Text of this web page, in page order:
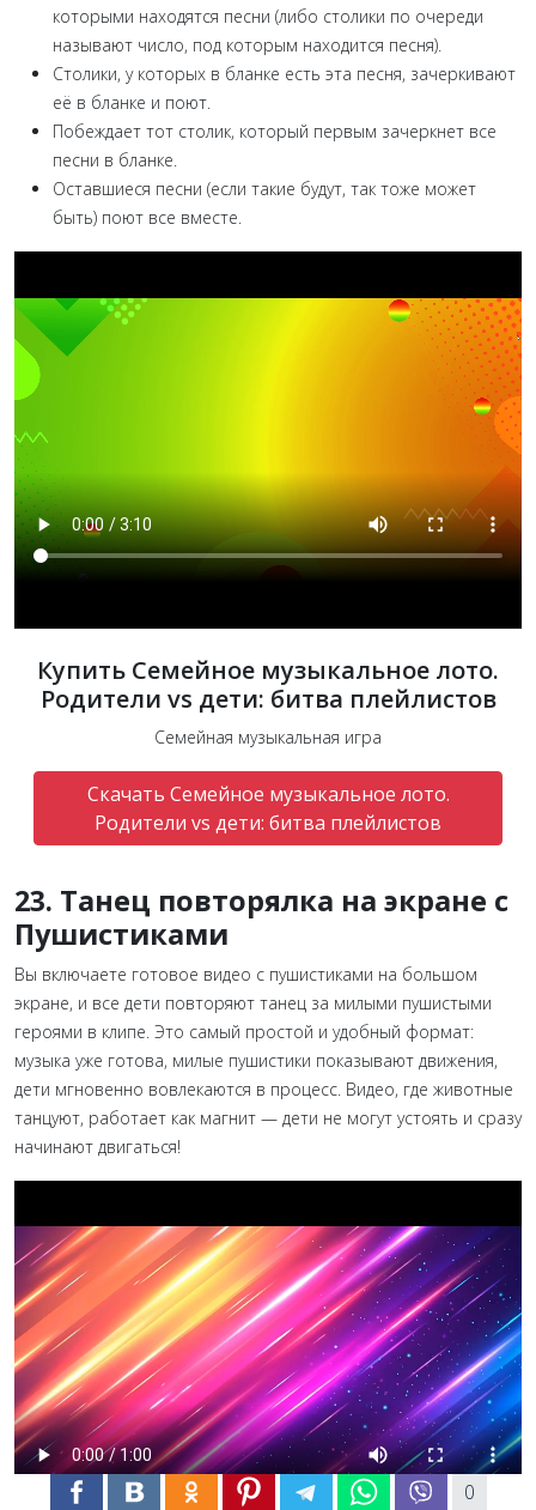
которыми находятся песни (либо столики по очереди
называют число, под которым находится песня).
Столики, у которых в бланке есть эта песня, зачеркивают
её в бланке и поют.
Побеждает тот столик, который первым зачеркнет все
песни в бланке.
Оставшиеся песни (если такие будут, так тоже может
быть) поют все вместе.
Купить Семейное музыкальное лото.
Родители vs дети: битва плейлистов
Семейная музыкальная игра
Скачать Семейное музыкальное лото.
Родители vs дети: битва плейлистов
23. Танец повторялка на экране с
Пушистиками
Вы включаете готовое видео с пушистиками на большом
экране, и все дети повторяют танец за милыми пушистыми
героями в клипе. Это самый простой и удобный формат:
музыка уже готова, милые пушистики показывают движения,
дети мгновенно вовлекаются в процесс. Видео, где животные
танцуют, работает как магнит — дети не могут устоять и сразу
начинают двигаться!
0